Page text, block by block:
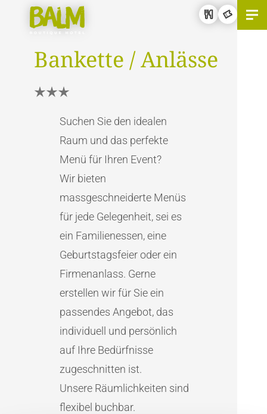
Menu
Bankettbestuhlung
Bankette / Anlässe
Suchen Sie den idealen
Raum und das perfekte
Menü für Ihren Event?
Wir bieten
massgeschneiderte Menüs
für jede Gelegenheit, sei es
ein Familienessen, eine
Geburtstagsfeier oder ein
Firmenanlass. Gerne
erstellen wir für Sie ein
passendes Angebot, das
individuell und persönlich
auf Ihre Bedürfnisse
zugeschnitten ist.
Unsere Räumlichkeiten sind
flexibel buchbar.